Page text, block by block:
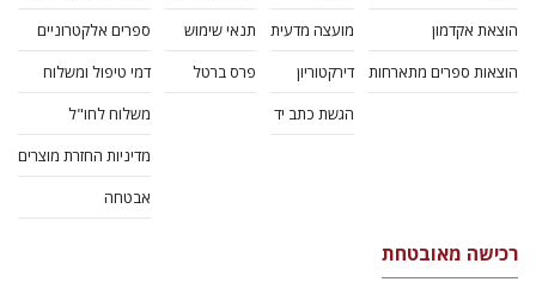
הוצאת אקדמון
הוצאות ספרים מתארחות
מועצה מדעית
דירקטוריון
הגשת כתב יד
תנאי שימוש
פרס ברטל
ספרים אלקטרוניים
דמי טיפול ומשלוח
משלוח לחו"ל
מדיניות החזרת מוצרים
אבטחה
רכישה מאובטחת